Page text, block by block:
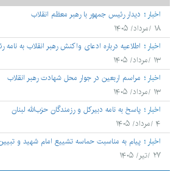
اخبار
دیدار رئیس جمهور با رهبر معظم انقلاب
۱۸ /مرداد/ ۱۴۰۵
اخبار
اطلاعیه درباره ادعای واکنش رهبر انقلاب به نامه
۱۳ /مرداد/ ۱۴۰۵
اخبار
مراسم اربعین در جوار محل شهادت رهبر انقلاب
۱۳ /مرداد/ ۱۴۰۵
اخبار
پاسخ به نامه دبیرکل و رزمندگان حزب‌الله لبنان
۴ /مرداد/ ۱۴۰۵
اخبار
پیام به مناسبت حماسه تشییع امام شهید و
۲۷ /تیر/ ۱۴۰۵